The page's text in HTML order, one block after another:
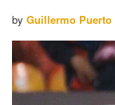
by Guillermo Puerto